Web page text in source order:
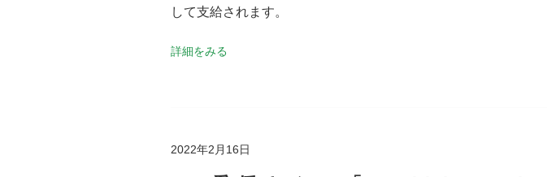
して支給されます。
詳細をみる
2022年2月16日